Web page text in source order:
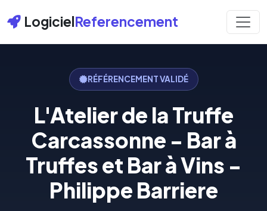
LogicielReferencement
RÉFÉRENCEMENT VALIDÉ
L'Atelier de la Truffe
Carcassonne - Bar à
Truffes et Bar à Vins -
Philippe Barriere